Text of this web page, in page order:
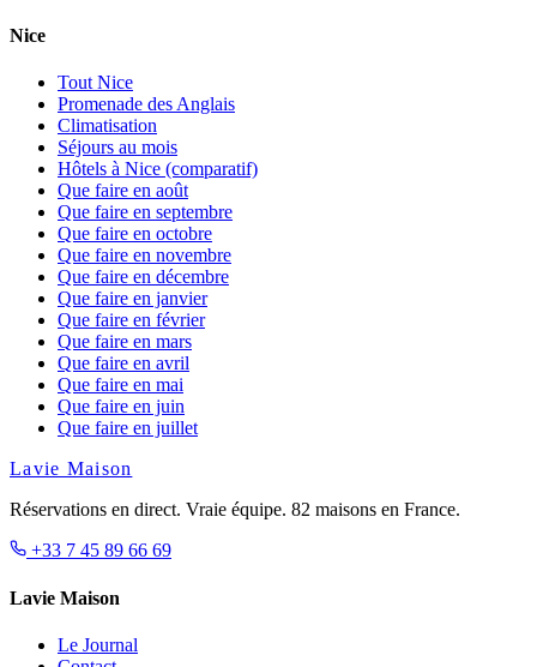
Nice
Tout Nice
Promenade des Anglais
Climatisation
Séjours au mois
Hôtels à Nice (comparatif)
Que faire en août
Que faire en septembre
Que faire en octobre
Que faire en novembre
Que faire en décembre
Que faire en janvier
Que faire en février
Que faire en mars
Que faire en avril
Que faire en mai
Que faire en juin
Que faire en juillet
Lavie Maison
Réservations en direct. Vraie équipe. 82 maisons en France.
+33 7 45 89 66 69
Lavie Maison
Le Journal